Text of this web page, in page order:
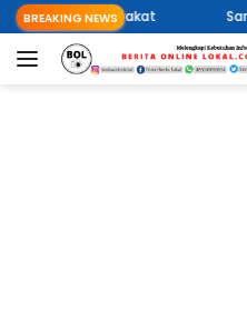
Langsung
ke
konten
BREAKING NEWS Sambut HUT RI